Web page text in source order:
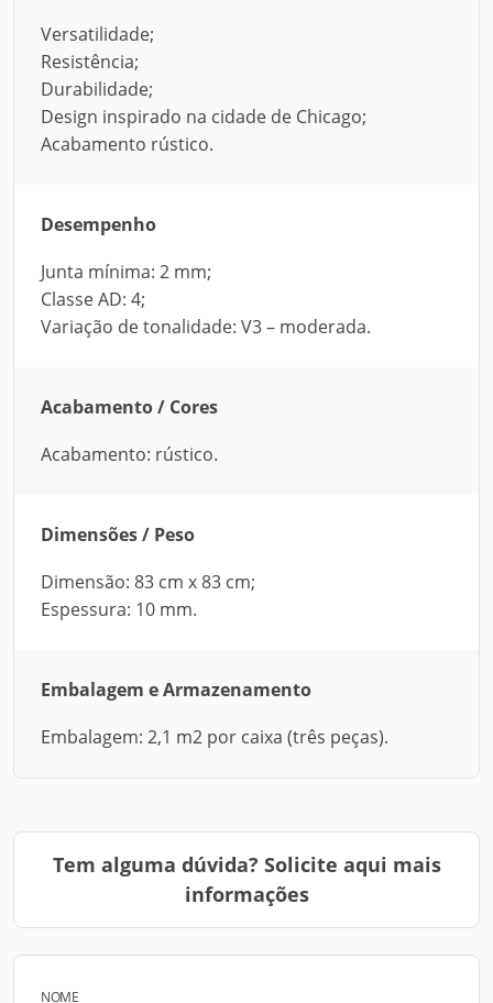
Versatilidade;
Resistência;
Durabilidade;
Design inspirado na cidade de Chicago;
Acabamento rústico.
Desempenho
Junta mínima: 2 mm;
Classe AD: 4;
Variação de tonalidade: V3 – moderada.
Acabamento / Cores
Acabamento: rústico.
Dimensões / Peso
Dimensão: 83 cm x 83 cm;
Espessura: 10 mm.
Embalagem e Armazenamento
Embalagem: 2,1 m2 por caixa (três peças).
Tem alguma dúvida? Solicite aqui mais
informações
NOME